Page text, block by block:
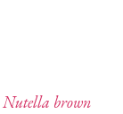
Nutella brown